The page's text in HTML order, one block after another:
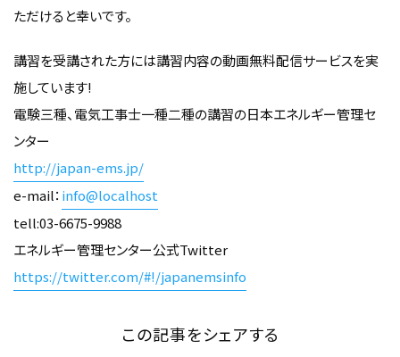
ただけると幸いです。
講習を受講された方には講習内容の動画無料配信サービスを実
施しています!
電験三種、電気工事士一種二種の講習の日本エネルギー管理セ
ンター
http://japan-ems.jp/
e-mail： info@localhost
tell:03-6675-9988
エネルギー管理センター公式Twitter
https://twitter.com/#!/japanemsinfo
この記事をシェアする